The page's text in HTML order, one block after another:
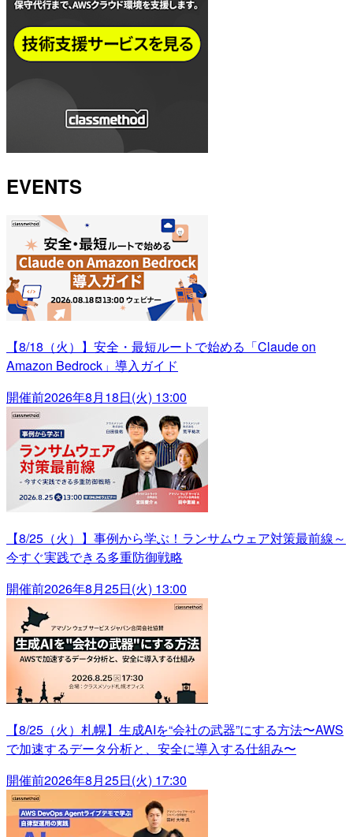
EVENTS
【8/18（火）】安全・最短ルートで始める「Claude on
Amazon Bedrock」導入ガイド
開催前2026年8月18日(火) 13:00
【8/25（火）】事例から学ぶ！ランサムウェア対策最前線～
今すぐ実践できる多重防御戦略
開催前2026年8月25日(火) 13:00
【8/25（火）札幌】生成AIを“会社の武器”にする方法〜AWS
で加速するデータ分析と、安全に導入する仕組み〜
開催前2026年8月25日(火) 17:30